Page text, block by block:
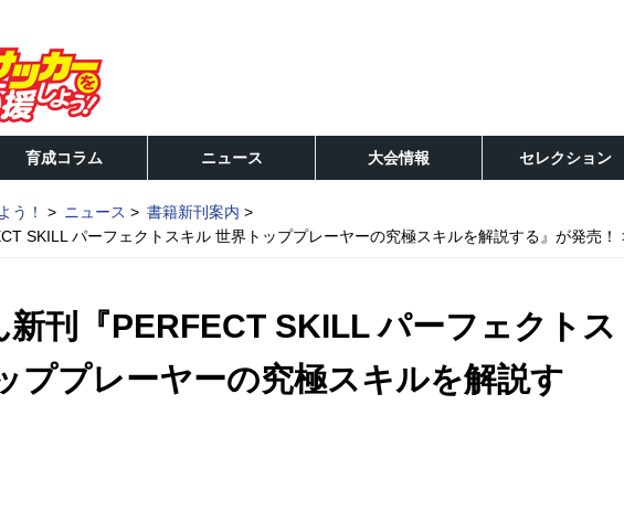
育成コラム ニュース 大会情報 セレクション
う！ ニュース
書籍新刊案内
SKILL パーフェクトスキル 世界トッププレーヤーの究極スキルを解説する』が発売！
新刊『PERFECT SKILL パーフェクトス
ププレーヤーの究極スキルを解説す